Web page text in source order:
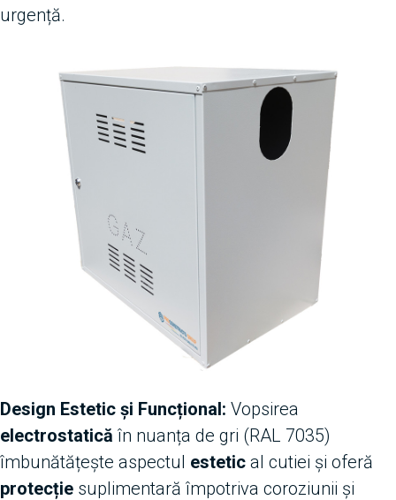
urgență.
Design Estetic și Funcțional: Vopsirea
electrostatică în nuanța de gri (RAL 7035)
îmbunătățește aspectul estetic al cutiei și oferă
protecție suplimentară împotriva coroziunii și